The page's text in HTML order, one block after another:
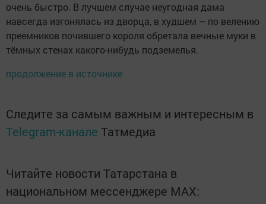
очень быстро. В лучшем случае неугодная дама
навсегда изгонялась из дворца, в худшем – по велению
преемников почившего короля обретала вечные муки в
тёмных стенах какого-нибудь подземелья.
продолжение в источнике
Следите за самым важным и интересным в
Telegram-канале Татмедиа
Читайте новости Татарстана в
национальном мессенджере MАХ: